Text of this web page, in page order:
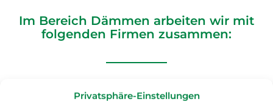
Privatsphäre-Einstellungen
Im Bereich Dämmen arbeiten wir mit
folgenden Firmen zusammen: